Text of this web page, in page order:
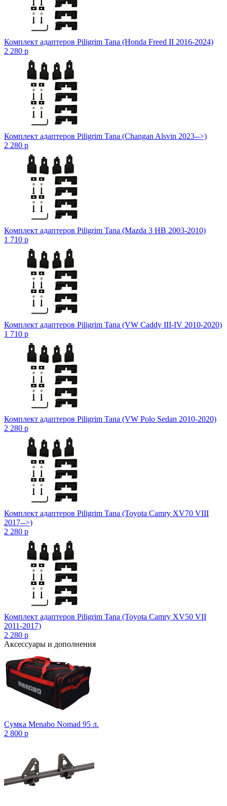
Комплект адаптеров Piligrim Tana (Honda Freed II 2016-2024)
2 280 p
Комплект адаптеров Piligrim Tana (Changan Alsvin 2023-->)
2 280 p
Комплект адаптеров Piligrim Tana (Mazda 3 HB 2003-2010)
1 710 p
Комплект адаптеров Piligrim Tana (VW Caddy III-IV 2010-2020)
1 710 p
Комплект адаптеров Piligrim Tana (VW Polo Sedan 2010-2020)
2 280 p
Комплект адаптеров Piligrim Tana (Toyota Camry XV70 VIII
2017-->)
2 280 p
Комплект адаптеров Piligrim Tana (Toyota Camry XV50 VII
2011-2017)
2 280 p
Аксессуары и дополнения
Сумка Menabo Nomad 95 л.
2 800 p